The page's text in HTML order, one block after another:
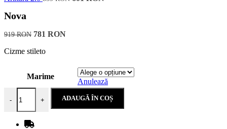
Nova
919RON 781 RON
Cizme stileto
Marime
Anulează
-
Cantitate Nova
+ ADAUGĂ ÎN COȘ